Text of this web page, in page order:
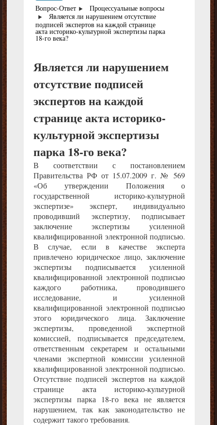
Вопрос-Ответ
Процессуальные вопросы
Является ли нарушением отсутствие
подписей экспертов на каждой странице
акта историко-культурной экспертизы парка
18-го века?
Является ли нарушением
отсутствие подписей
экспертов на каждой
странице акта историко-
культурной экспертизы
парка 18-го века?
В соответствии с постановлением
Правительства РФ от 15.07.2009 г. № 569
«Об утверждении Положения о
государственной историко-культурной
экспертизе» эксперт, индивидуально
проводивший экспертизу, подписывает
заключение экспертизы усиленной
квалифицированной электронной подписью.
В случае, если в качестве эксперта
привлечено юридическое лицо, заключение
экспертизы подписывается усиленной
квалифицированной электронной подписью
каждого работника, проводившего
исследование, и усиленной
квалифицированной электронной подписью
этого юридического лица. Заключение
экспертизы, проведенной экспертной
комиссией, подписывается председателем,
ответственным секретарем и остальными
членами экспертной комиссии усиленной
квалифицированной электронной подписью.
Отсутствие подписей экспертов на каждой
странице акта историко-культурной
экспертизы парка 18-го века не является
нарушением, так как законодательство не
содержит такого требования.